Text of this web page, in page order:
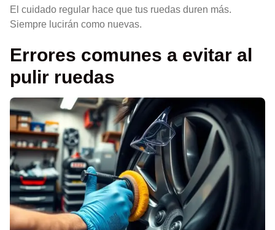
El cuidado regular hace que tus ruedas duren más.
Siempre lucirán como nuevas.
Errores comunes a evitar al
pulir ruedas